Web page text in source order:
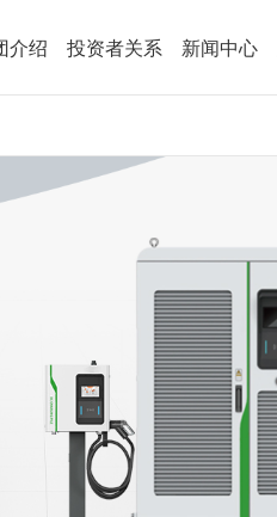
介绍 投资者关系 新闻中心